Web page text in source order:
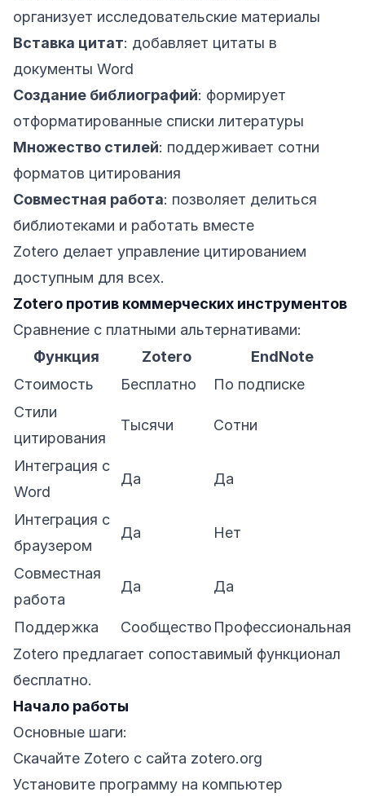
организует исследовательские материалы
Вставка цитат: добавляет цитаты в
документы Word
Создание библиографий: формирует
отформатированные списки литературы
Множество стилей: поддерживает сотни
форматов цитирования
Совместная работа: позволяет делиться
библиотеками и работать вместе
Zotero делает управление цитированием
доступным для всех.
Zotero против коммерческих инструментов
Сравнение с платными альтернативами:
Функция
Zotero
EndNote
Стоимость
Бесплатно
По подписке
Стили
цитирования
Тысячи Сотни
Интеграция с
Word
Да Да
Интеграция с
браузером
Да Нет
Совместная
работа
Да Да
Поддержка Сообщество Профессиональная
Zotero предлагает сопоставимый функционал
бесплатно.
Начало работы
Основные шаги:
Скачайте Zotero с сайта zotero.org
Установите программу на компьютер